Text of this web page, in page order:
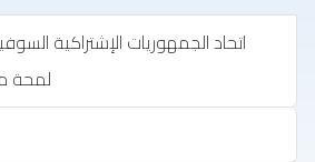
اتحاد الجمهوريات الإشتراكية
لمحة